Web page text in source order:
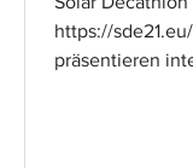
https://
präsentieren